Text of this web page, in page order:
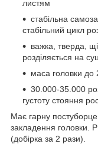
листям
стабільна
стабільний цикл
важка, тверда,
розділяється на
маса головки до
30.000-35.000
густоту стояння
Має гарну
закладення головки.
(добірка за 2 рази).